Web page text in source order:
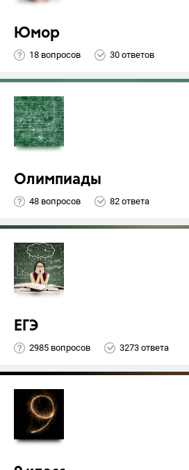
Юмор
18 вопросов 30 ответов
Олимпиады
48 вопросов 82 ответа
ЕГЭ
2985 вопросов 3273 ответа